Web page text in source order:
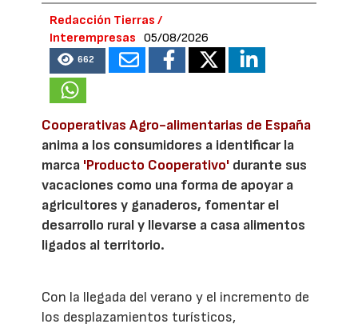
Redacción Tierras /
Interempresas
05/08/2026
662
Cooperativas Agro-alimentarias de España
anima a los consumidores a identificar la
marca 'Producto Cooperativo' durante sus
vacaciones como una forma de apoyar a
agricultores y ganaderos, fomentar el
desarrollo rural y llevarse a casa alimentos
ligados al territorio.
Con la llegada del verano y el incremento de
los desplazamientos turísticos,